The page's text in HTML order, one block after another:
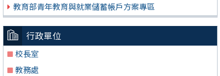
教育部青年教育與就業儲蓄帳戶方案專區
行政單位
校長室
教務處